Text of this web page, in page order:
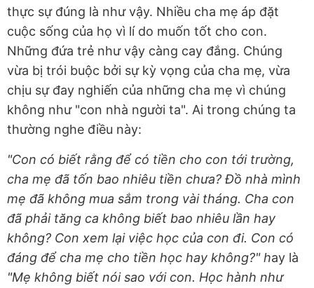
thực sự đúng là như vậy. Nhiều cha mẹ áp đặt
cuộc sống của họ vì lí do muốn tốt cho con.
Những đứa trẻ như vậy càng cay đắng. Chúng
vừa bị trói buộc bởi sự kỳ vọng của cha mẹ, vừa
chịu sự đay nghiến của những cha mẹ vì chúng
không như "con nhà người ta". Ai trong chúng ta
thường nghe điều này:
"Con có biết rằng để có tiền cho con tới trường,
cha mẹ đã tốn bao nhiêu tiền chưa? Đồ nhà mình
mẹ đã không mua sắm trong vài tháng. Cha con
đã phải tăng ca không biết bao nhiêu lần hay
không? Con xem lại việc học của con đi. Con có
đáng để cha mẹ cho tiền học hay không?" hay là
"Mẹ không biết nói sao với con. Học hành như